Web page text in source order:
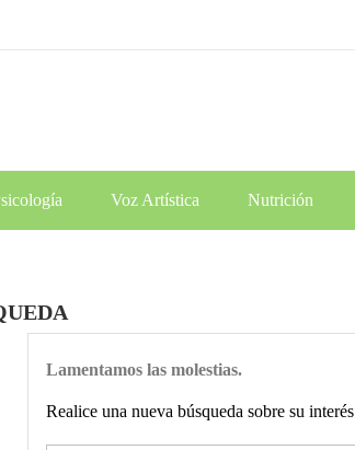
Voz Artística Nutrición
Lamentamos las molestias.
Realice una nueva búsqueda sobre su interés